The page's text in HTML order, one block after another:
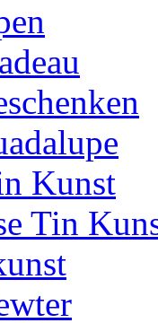
Kunst
Tin